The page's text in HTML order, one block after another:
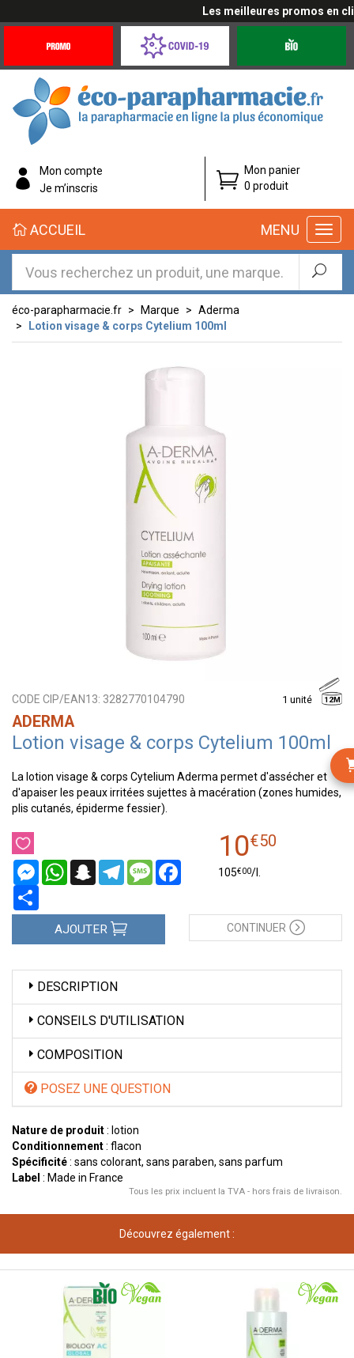
Les meilleures promos en
Offres
Coronavirus
éco-
parapharmacie.fr
éco-
parapharmacie.fr
Mon compte
Je m’inscris
Mon panier
0 produit
MENU
ACCUEIL
éco-parapharmacie.fr Marque
Aderma
Lotion visage & corps Cytelium 100ml
CODE CIP/EAN13: 3282770104790 1 unité 12M
ADERMA
Lotion visage & corps Cytelium 100ml
La lotion visage & corps Cytelium Aderma permet d'assécher et
d'apaiser les peaux irritées sujettes à macération (zones humides,
plis cutanés, épiderme fessier).
MessengerWhatsAppSnapchatTelegramMessageFacebook
10€50
105€00/
AJOUTER CONTINUER
DESCRIPTION
CONSEILS D'UTILISATION
COMPOSITION
POSEZ UNE QUESTION
Nature de produit: lotion
Conditionnement: flacon
Spécificité: sans colorant, sans paraben, sans parfum
Label : Made in France
Tous les prix incluent la TVA - hors frais de livraison.
Découvrez également :